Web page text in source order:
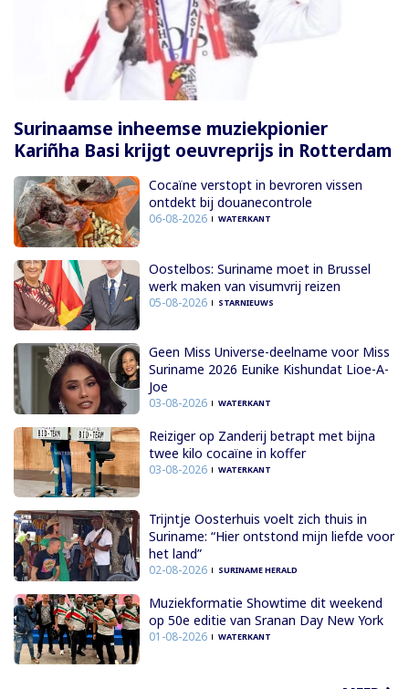
Surinaamse inheemse muziekpionier
Kariñha Basi krijgt oeuvreprijs in Rotterdam
Cocaïne verstopt in bevroren vissen
ontdekt bij douanecontrole
06-08-2026 WATERKANT
Oostelbos: Suriname moet in Brussel
werk maken van visumvrij reizen
05-08-2026 STARNIEUWS
Geen Miss Universe-deelname voor Miss
Suriname 2026 Eunike Kishundat Lioe-A-
Joe
03-08-2026 WATERKANT
Reiziger op Zanderij betrapt met bijna
twee kilo cocaïne in koffer
03-08-2026 WATERKANT
Trijntje Oosterhuis voelt zich thuis in
Suriname: “Hier ontstond mijn liefde voor
het land”
02-08-2026 SURINAME HERALD
Muziekformatie Showtime dit weekend
op 50e editie van Sranan Day New York
01-08-2026 WATERKANT